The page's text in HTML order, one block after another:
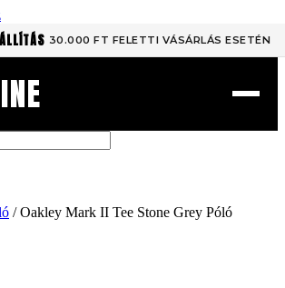
30.000 FT FELETTI VÁSÁRLÁS ESETÉN
/ Oakley Mark II Tee Stone Grey Póló